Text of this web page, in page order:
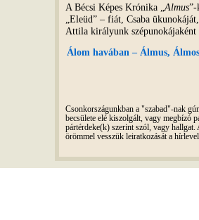
A Bécsi Képes Krónika „Almus
„Eleüd” – fiát, Csaba ükunokáját,
Attila királyunk
Álom havában – Álmus,
Csonkországunkban a "szabad"-nak
becsülete elé kiszolgált, vagy megbízó
pártérdeke(k) szerint szól, vagy
örömmel vesszük leiratkozását a